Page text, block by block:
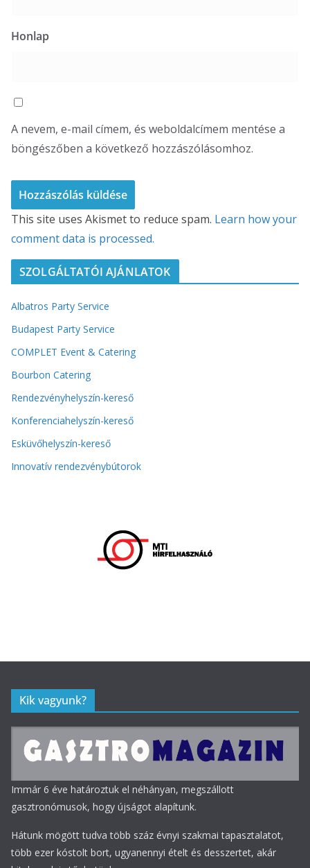
Honlap
A nevem, e-mail címem, és weboldalcímem mentése a
böngészőben a következő hozzászólásomhoz.
This site uses Akismet to reduce spam. Learn how your
comment data is processed.
SZOLGÁLTATÓI AJÁNLATOK
Albatros Party Service
Budapest Party Service
COMPLET Event & Catering
Bourbon Catering
Rendezvényhelyszín-kereső
Konferenciahelyszín-kereső
Esküvőhelyszín-kereső
Innovatív rendezvénybútorok
Kik vagyunk?
Immár 6 éve határoztuk el néhányan, megszállott
gasztronómusok, hogy újságot alapítunk.
Hátunk mögött tudva több száz évnyi szakmai tapasztalatot,
több ezer kóstolt bort, ugyanennyi ételt és desszertet, akár